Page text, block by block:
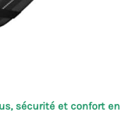
sécurité et confort en